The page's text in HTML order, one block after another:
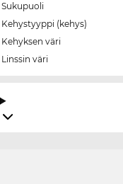
Sukupuoli
Kehystyyppi (kehys)
Kehyksen väri
Linssin väri